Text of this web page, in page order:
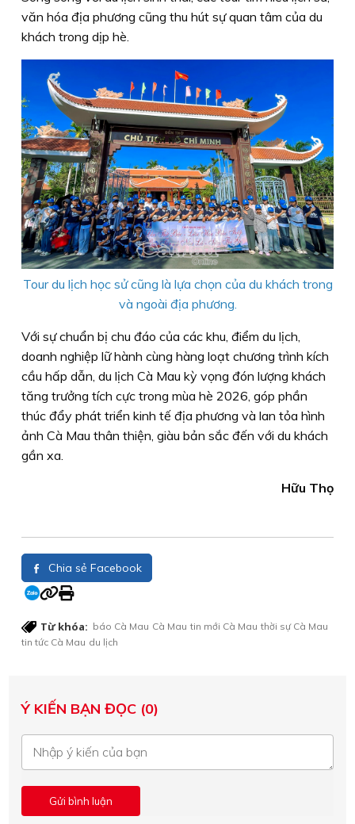
văn hóa địa phương cũng thu hút sự quan tâm của du
khách trong dịp hè.
Tour du lịch học sử cũng là lựa chọn của du khách trong
và ngoài địa phương.
Với sự chuẩn bị chu đáo của các khu, điểm du lịch,
doanh nghiệp lữ hành cùng hàng loạt chương trình kích
cầu hấp dẫn, du lịch Cà Mau kỳ vọng đón lượng khách
tăng trưởng tích cực trong mùa hè 2026, góp phần
thúc đẩy phát triển kinh tế địa phương và lan tỏa hình
ảnh Cà Mau thân thiện, giàu bản sắc đến với du khách
gần xa.
Hữu Thọ
Chia sẻ Facebook
Từ khóa: báo Cà Mau Cà Mau tin mới Cà Mau thời sự Cà Mau
tin tức Cà Mau du lịch
Ý KIẾN BẠN ĐỌC (0)